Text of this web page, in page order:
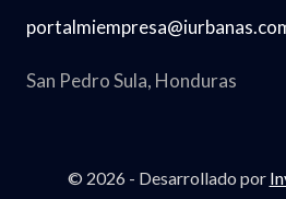
San Pedro Sula, Honduras
© 2026 - Desarrollado por